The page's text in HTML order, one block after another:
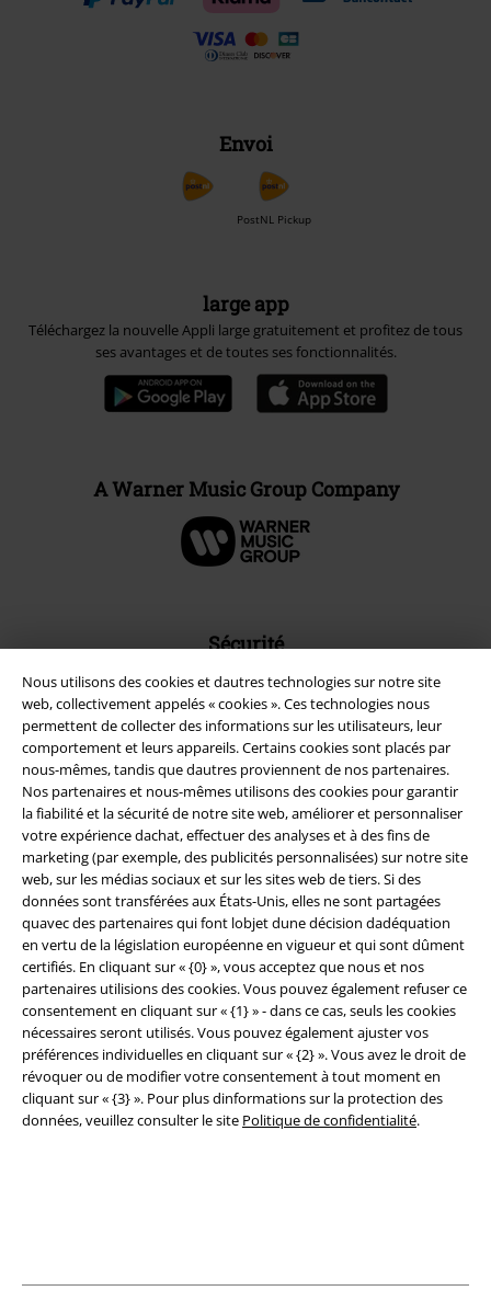
Nous utilisons des cookies et dautres technologies sur notre site
web, collectivement appelés « cookies ». Ces technologies nous
permettent de collecter des informations sur les utilisateurs, leur
comportement et leurs appareils. Certains cookies sont placés par
nous-mêmes, tandis que dautres proviennent de nos partenaires.
Nos partenaires et nous-mêmes utilisons des cookies pour garantir
la fiabilité et la sécurité de notre site web, améliorer et personnaliser
votre expérience dachat, effectuer des analyses et à des fins de
marketing (par exemple, des publicités personnalisées) sur notre site
web, sur les médias sociaux et sur les sites web de tiers. Si des
données sont transférées aux États-Unis, elles ne sont partagées
quavec des partenaires qui font lobjet dune décision dadéquation
en vertu de la législation européenne en vigueur et qui sont dûment
certifiés. En cliquant sur « {0} », vous acceptez que nous et nos
partenaires utilisions des cookies. Vous pouvez également refuser ce
consentement en cliquant sur « {1} » - dans ce cas, seuls les cookies
nécessaires seront utilisés. Vous pouvez également ajuster vos
préférences individuelles en cliquant sur « {2} ». Vous avez le droit de
révoquer ou de modifier votre consentement à tout moment en
cliquant sur « {3} ». Pour plus dinformations sur la protection des
données, veuillez consulter le site Politique de confidentialité.
Envoi
PostNL Pickup
large app
Téléchargez la nouvelle Appli large gratuitement et profitez de tous
ses avantages et de toutes ses fonctionnalités.
A Warner Music Group Company
Sécurité
Légal
Conditions générales
Éditeur
Clauses de confidentialité